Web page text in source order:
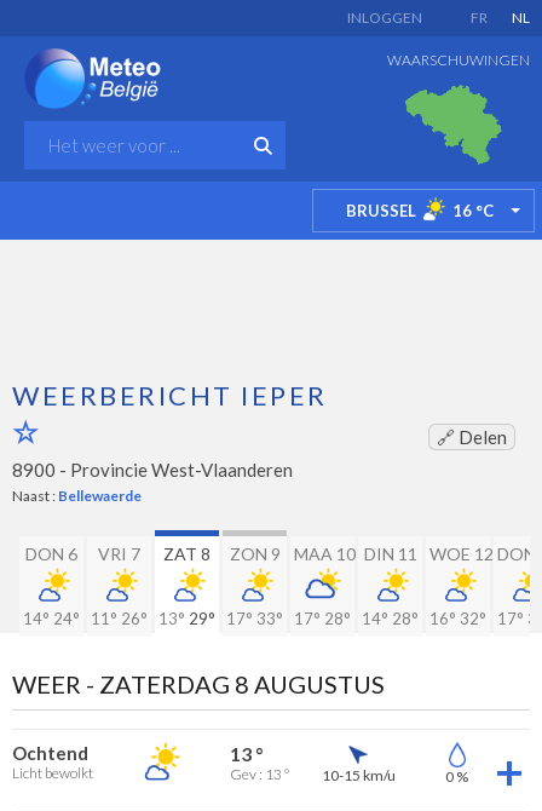
FR NL
INLOGGEN
WAARSCHUWINGEN
BRUSSEL 16 °C
WEERBERICHT IEPER
🔗 Delen
8900 - Provincie West-Vlaanderen
Naast : Bellewaerde
DON 6
14° 24°
VRI 7
11° 26°
ZAT 8
13° 29°
ZON 9
17° 33°
MAA 10
17° 28°
DIN 11
14° 28°
WOE 12
16° 32°
DON
17°
WEER - ZATERDAG 8 AUGUSTUS
Ochtend
Licht bewolkt
13 °
Gev : 13 ° 10-15 km/u 0 %